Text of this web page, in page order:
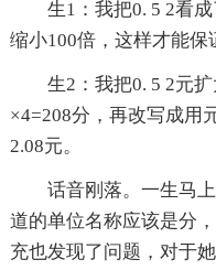
生1：我把0. 5 2看
缩小100倍，这样才能保
生2：我把0. 5 2元
×4=208分，再改写成用
2.08元。
话音刚落。一生马
道的单位名称应该是分
充也发现了问题，对于